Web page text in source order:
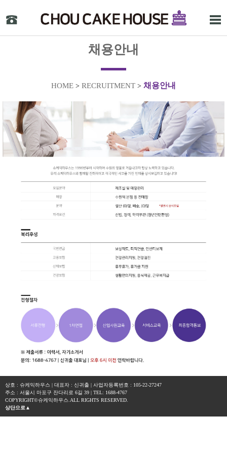
채용안내
HOME > RECRUITMENT > 채용안내
상호 : 슈케익하우스 | 대표자 : 신귀출 | 사업자등록번호 : 105-22-27247
주소 : 서울시 마포구 잔다리로 6길 39 | TEL: 1688-4767
COPYRIGHT©슈케익하우스.ALL RIGHTS RESERVED.
상단으로▲